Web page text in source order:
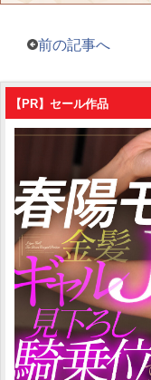
前の記事へ
【PR】セール作品